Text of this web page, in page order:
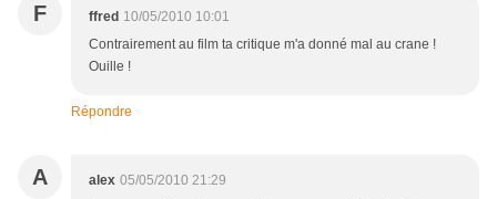
F ffred 10/05/2010 10:01
Contrairement au film ta critique m'a donné mal au crane !
Ouille !
Répondre
A alex 05/05/2010 21:29